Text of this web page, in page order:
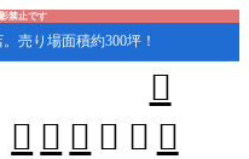
禁止です
売り場面積約300坪！
    

